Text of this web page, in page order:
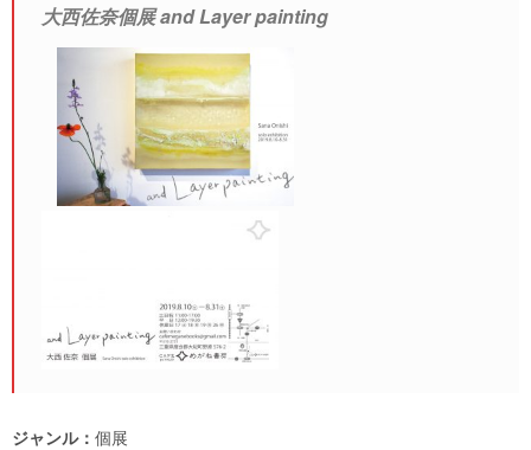
大西佐奈個展 and Layer painting
ジャンル： 個展